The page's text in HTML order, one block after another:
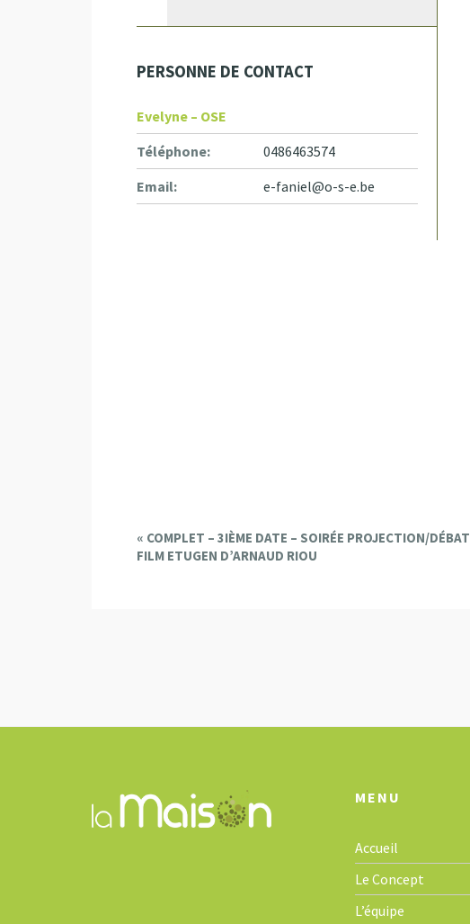
PERSONNE DE CONTACT
Evelyne – OSE
Téléphone:
0486463574
Email:
e-faniel@o-s-e.be
E
v
i
t
i
« COMPLET – 3IÈME DATE – SOIRÉE PROJECTION/
FILM ETUGEN D’ARNAUD RIOU
MENU
Accueil
Le Concept
L’équipe